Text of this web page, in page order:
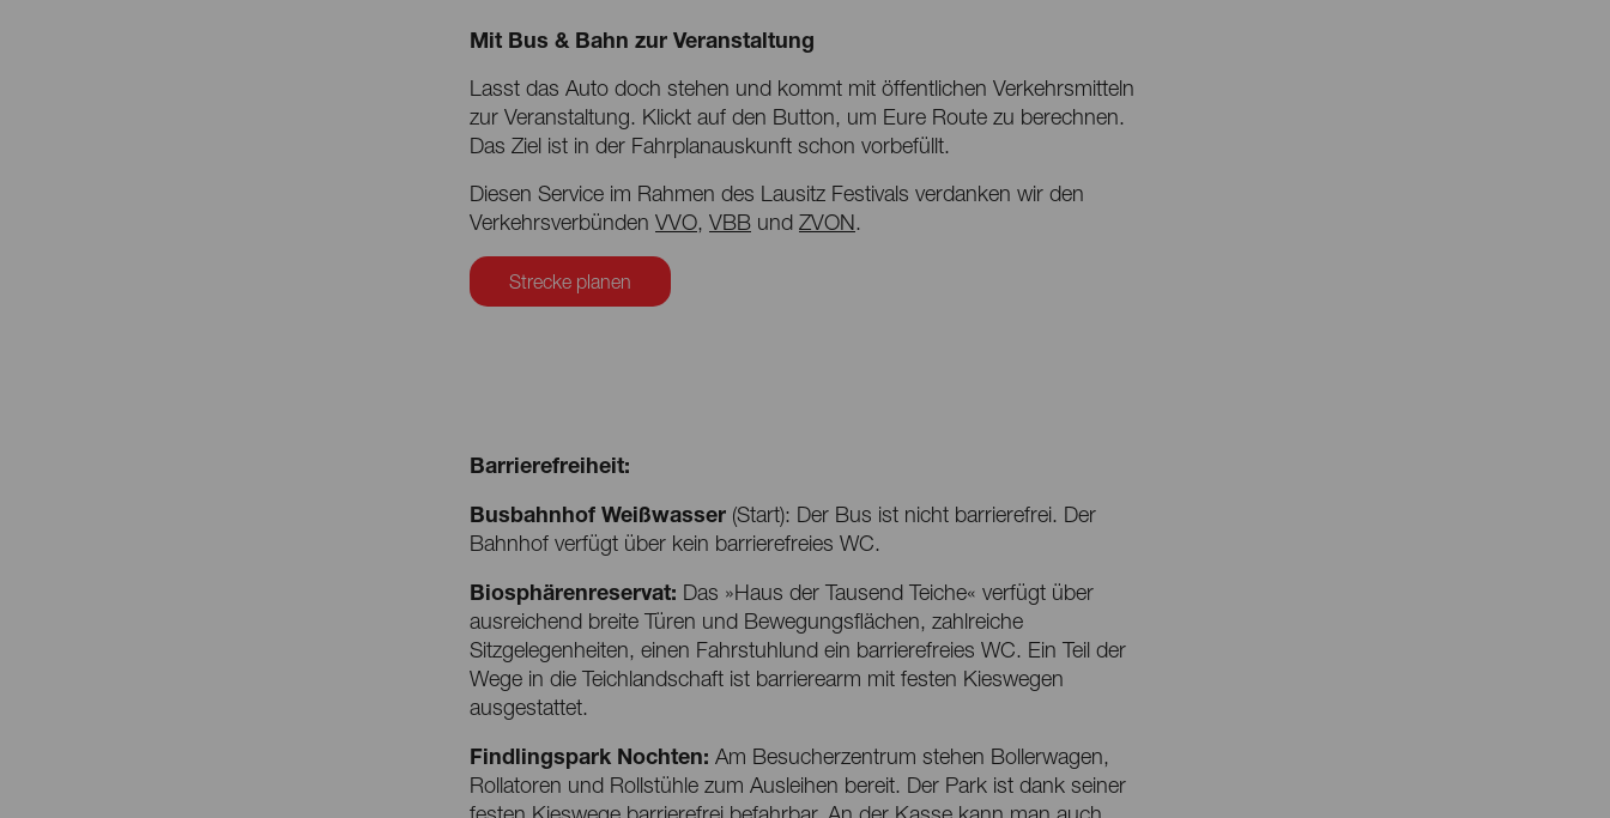
Mit Bus & Bahn zur Veranstaltung
Lasst das Auto doch stehen und kommt mit öffentlichen Verkehrsmitteln
zur Veranstaltung. Klickt auf den Button, um Eure Route zu berechnen.
Das Ziel ist in der Fahrplanauskunft schon vorbefüllt.
Diesen Service im Rahmen des Lausitz Festivals verdanken wir den
Verkehrsverbünden VVO, VBB und ZVON.
Strecke planen
Barrierefreiheit:
Busbahnhof Weißwasser (Start): Der Bus ist nicht barrierefrei. Der
Bahnhof verfügt über kein barrierefreies WC.
Biosphärenreservat: Das »Haus der Tausend Teiche« verfügt über
ausreichend breite Türen und Bewegungsflächen, zahlreiche
Sitzgelegenheiten, einen Fahrstuhlund ein barrierefreies WC. Ein Teil der
Wege in die Teichlandschaft ist barrierearm mit festen Kieswegen
ausgestattet.
Findlingspark Nochten: Am Besucherzentrum stehen Bollerwagen,
Rollatoren und Rollstühle zum Ausleihen bereit. Der Park ist dank seiner